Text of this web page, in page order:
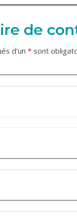
de
d’un * sont